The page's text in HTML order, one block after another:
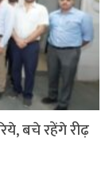
बचे रहेंगे रीढ़